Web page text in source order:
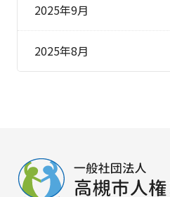
2025年9月
2025年8月